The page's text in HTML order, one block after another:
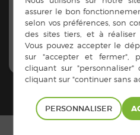
Retrouvez tous les horaires
via le site internet.
PERSONNALISER